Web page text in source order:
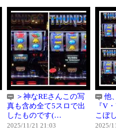
＞神なREさんこの写
真も含め全て5スロで出
したものです(…
2025/11/21 21:03
他
『V
こぼ
2025/